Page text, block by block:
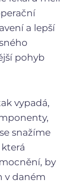
a lepší
pohyb
vypadá,
snažíme
by
v daném